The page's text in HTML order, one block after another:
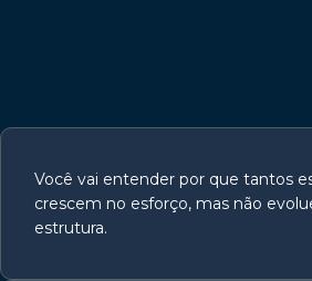
Você vai entender por que tantos
crescem no esforço, mas não
estrutura.